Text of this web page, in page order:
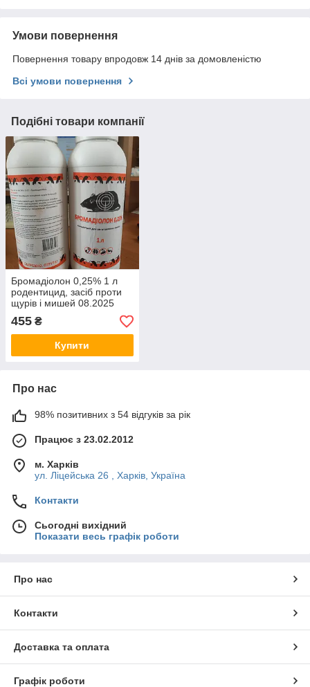
Умови повернення
Повернення товару впродовж 14 днів за домовленістю
Всі умови повернення
Подібні товари компанії
Бромадіолон 0,25% 1 л
родентицид, засіб проти
щурів і мишей 08.2025
455 ₴
Купити
Про нас
98% позитивних з 54 відгуків за рік
Працює з 23.02.2012
м. Харків
ул. Ліцейська 26 , Харків, Україна
Контакти
Сьогодні вихідний
Показати весь графік роботи
Про нас
Контакти
Доставка та оплата
Графік роботи